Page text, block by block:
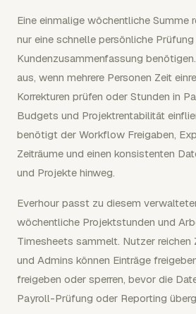
Eine einmalige wöchentliche Summe
nur eine schnelle persönliche
Kundenzusammenfassung
aus, wenn mehrere Personen Zeit
Korrekturen prüfen oder Stunden in
Budgets und Projektrentabilität
benötigt der Workflow Freigaben,
Zeiträume und einen konsistenten
und Projekte hinweg.
Everhour passt zu diesem
wöchentliche Projektstunden und
Timesheets sammelt. Nutzer reichen
und Admins können Einträge
freigeben oder sperren, bevor die
Payroll-Prüfung oder Reporting